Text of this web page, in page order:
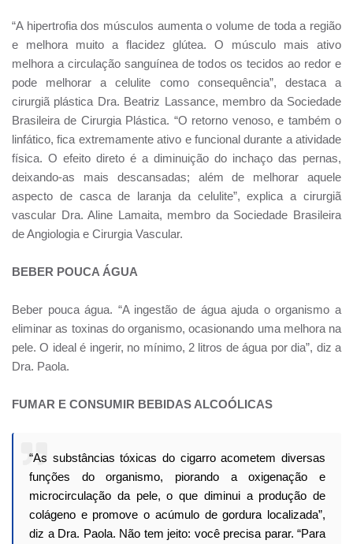
“A hipertrofia dos músculos aumenta o volume de toda a região
e melhora muito a flacidez glútea. O músculo mais ativo
melhora a circulação sanguínea de todos os tecidos ao redor e
pode melhorar a celulite como consequência”, destaca a
cirurgiã plástica Dra. Beatriz Lassance, membro da Sociedade
Brasileira de Cirurgia Plástica. “O retorno venoso, e também o
linfático, fica extremamente ativo e funcional durante a atividade
física. O efeito direto é a diminuição do inchaço das pernas,
deixando-as mais descansadas; além de melhorar aquele
aspecto de casca de laranja da celulite”, explica a cirurgiã
vascular Dra. Aline Lamaita, membro da Sociedade Brasileira
de Angiologia e Cirurgia Vascular.
BEBER POUCA ÁGUA
Beber pouca água. “A ingestão de água ajuda o organismo a
eliminar as toxinas do organismo, ocasionando uma melhora na
pele. O ideal é ingerir, no mínimo, 2 litros de água por dia”, diz a
Dra. Paola.
FUMAR E CONSUMIR BEBIDAS ALCOÓLICAS
“As substâncias tóxicas do cigarro acometem diversas
funções do organismo, piorando a oxigenação e
microcirculação da pele, o que diminui a produção de
colágeno e promove o acúmulo de gordura localizada”,
diz a Dra. Paola. Não tem jeito: você precisa parar. “Para